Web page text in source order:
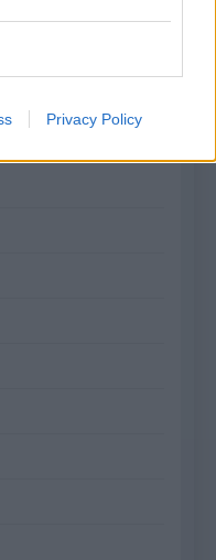
Privacy Policy